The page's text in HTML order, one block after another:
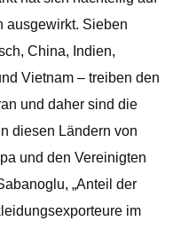
ausgewirkt. Sieben
China, Indien,
Vietnam – treiben den
und daher sind die
diesen Ländern von
und den Vereinigten
„Anteil der
im